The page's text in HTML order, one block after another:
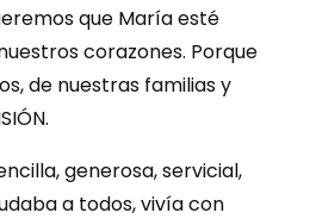
que María esté
corazones. Porque
de nuestras familias y
generosa, servicial,
a todos, vivía con